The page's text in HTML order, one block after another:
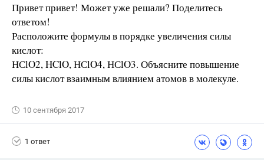
Привет привет! Может уже решали? Поделитесь
ответом!
Расположите формулы в порядке увеличения силы
кислот:
НСlO2, HClO, НСlO4, НСlO3. Объясните повышение
силы кислот взаимным влиянием атомов в молекуле.
10 сентября 2017
1 ответ